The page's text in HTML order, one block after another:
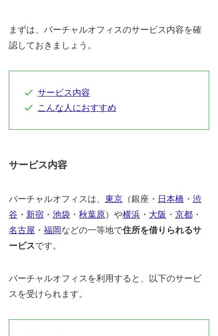
まずは、バーチャルオフィスのサービス内容を確
認しておきましょう。
サービス内容
こんな人におすすめ
サービス内容
バーチャルオフィスは、 東京（銀座・ 日本橋 ・ 渋
谷 ・ 新宿 ・ 池袋 ・ 秋葉原）や横浜・ 大阪 ・ 京都・
名古屋 ・ 福岡 などの一等地で住所を借りられるサ
ービスです。
バーチャルオフィスを利用すると、以下のサービ
スを受けられます。